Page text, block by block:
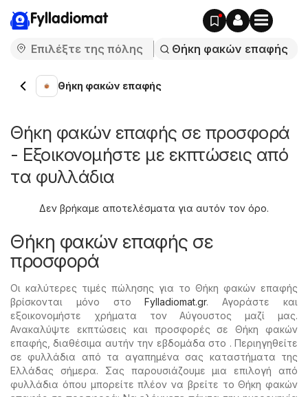
Fylladiomat
Θήκη φακών επαφής
Θήκη φακών επαφής σε προσφορά
- Εξοικονομήστε με εκπτώσεις από
τα φυλλάδια
Δεν βρήκαμε αποτελέσματα για αυτόν τον όρο.
Θήκη φακών επαφής σε
προσφορά
Οι καλύτερες τιμές πώλησης για το Θήκη φακών επαφής
βρίσκονται μόνο στοFylladiomat.gr. Αγοράστε και
εξοικονομήστε χρήματα τον Αύγουστος μαζί μας.
Ανακαλύψτε εκπτώσεις και προσφορές σε Θήκη φακών
επαφής, διαθέσιμα αυτήν την εβδομάδα στο . Περιηγηθείτε
σε φυλλάδια από τα αγαπημένα σας καταστήματα της
Ελλάδας σήμερα. Σας παρουσιάζουμε μια επιλογή από
φυλλάδια όπου μπορείτε πλέον να βρείτε το Θήκη φακών